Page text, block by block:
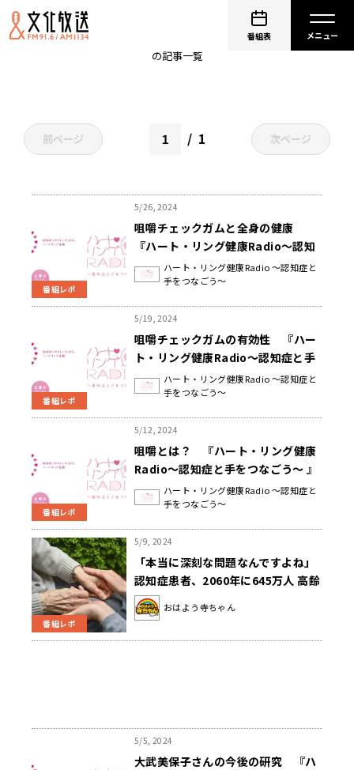
番組表
の記事一覧
前ページ 1 次ページ
番組レポ
5/26, 2024
咀嚼チェックガムと全身の健康
『ハート・リング健康Radio～認知
症と手をつなごう〜 』
ハート・リング健康Radio ～認知症と
手をつなごう～
番組レポ
5/19, 2024
咀嚼チェックガムの有効性 『ハー
ト・リング健康Radio～認知症と手
をつなごう〜 』
ハート・リング健康Radio ～認知症と
手をつなごう～
番組レポ
5/12, 2024
咀嚼とは？ 『ハート・リング健康
Radio～認知症と手をつなごう〜 』
ハート・リング健康Radio ～認知症と
手をつなごう～
番組レポ
5/9, 2024
「本当に深刻な問題なんですよね」
認知症患者、2060年に645万人 高齢
者の5.6人に１人
おはよう寺ちゃん
5/5, 2024
大武美保子さんの今後の研究 『ハ